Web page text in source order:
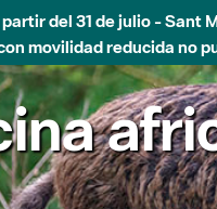
del 31 de julio - Sant
movilidad reducida no